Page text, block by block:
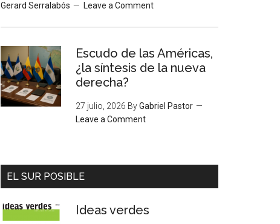
Gerard Serralabós
Leave a Comment
Escudo de las Américas,
¿la síntesis de la nueva
derecha?
27 julio, 2026 ByGabriel Pastor
Leave a Comment
EL SUR POSIBLE
Ideas verdes